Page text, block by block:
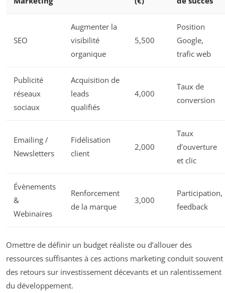
SEO
Augmenter la
visibilité
organique
5,500
Position
Google,
trafic web
Publicité
réseaux
sociaux
Acquisition de
leads
qualifiés
4,000
Taux de
conversion
Emailing /
Newsletters
Fidélisation
client
2,000
Taux
d’ouverture
et clic
Évènements
&
Webinaires
Renforcement
de la marque
3,000
Participation,
feedback
Omettre de définir un budget réaliste ou d’allouer des
ressources suffisantes à ces actions marketing conduit souvent
des retours sur investissement décevants et un ralentissement
du développement.